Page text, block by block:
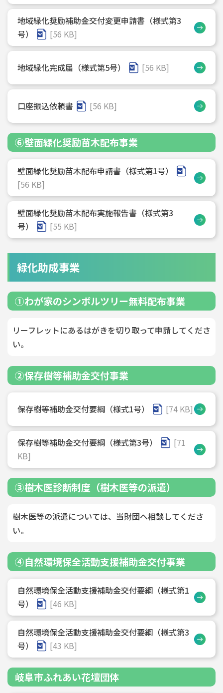
地域緑化奨励補助金交付変更申請書（様式第3
号）
[56 KB]
地域緑化完成届（様式第5号） [56 KB]
口座振込依頼書 [56 KB]
⑥壁面緑化奨励苗木配布事業
壁面緑化奨励苗木配布申請書（様式第1号）
[56 KB]
壁面緑化奨励苗木配布実施報告書（様式第3
号）
[55 KB]
緑化助成事業
①わが家のシンボルツリー無料配布事業
リーフレットにあるはがきを切り取って申請してくださ
い。
②保存樹等補助金交付事業
保存樹等補助金交付要綱（様式1号） [74 KB]
保存樹等補助金交付要綱（様式第3号）
[71
KB]
③樹木医診断制度（樹木医等の派遣）
樹木医等の派遣については、当財団へ相談してくださ
い。
④自然環境保全活動支援補助金交付事業
自然環境保全活動支援補助金交付要綱（様式第1
号）
[46 KB]
自然環境保全活動支援補助金交付要綱（様式第3
号）
[43 KB]
岐阜市ふれあい花壇団体